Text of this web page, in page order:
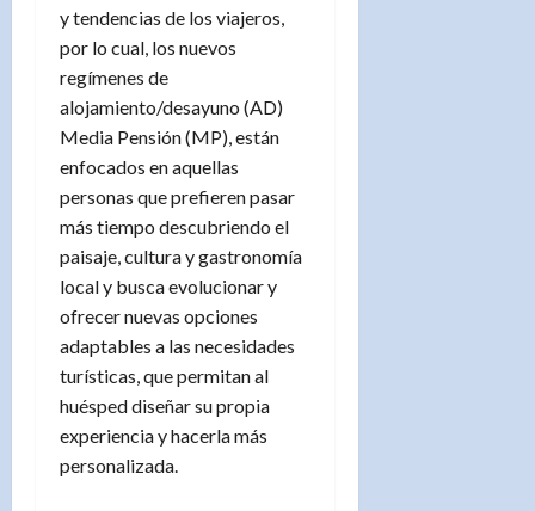
y tendencias de los viajeros,
por lo cual, los nuevos
regímenes de
alojamiento/desayuno (AD)
Media Pensión (MP), están
enfocados en aquellas
personas que prefieren pasar
más tiempo descubriendo el
paisaje, cultura y gastronomía
local y busca evolucionar y
ofrecer nuevas opciones
adaptables a las necesidades
turísticas, que permitan al
huésped diseñar su propia
experiencia y hacerla más
personalizada.